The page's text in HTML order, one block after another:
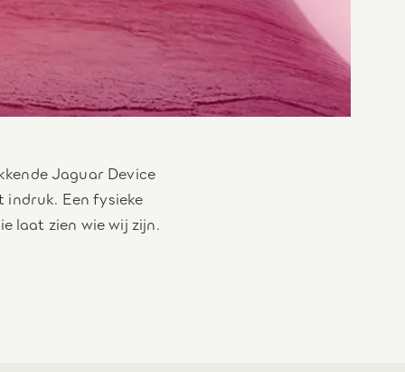
Jaguar Device
indruk. Een fysieke
laat zien wie wij zijn.